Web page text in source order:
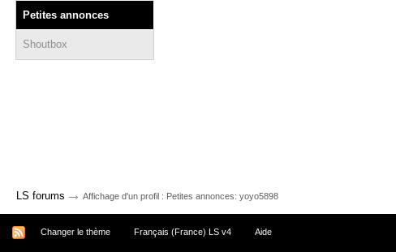
Petites annonces
Shoutbox
LS forums → Affichage d'un profil : Petites annonces: yoyo5898
Changer le thème Français (France) LS v4 Aide